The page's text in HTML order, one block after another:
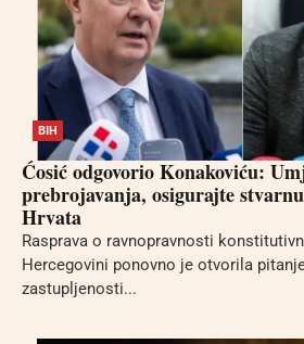
BIH
Ćosić odgovorio Konakoviću:
prebrojavanja, osigurajte
Hrvata
Rasprava o ravnopravnosti
Hercegovini ponovno je otvorila
zastupljenosti...